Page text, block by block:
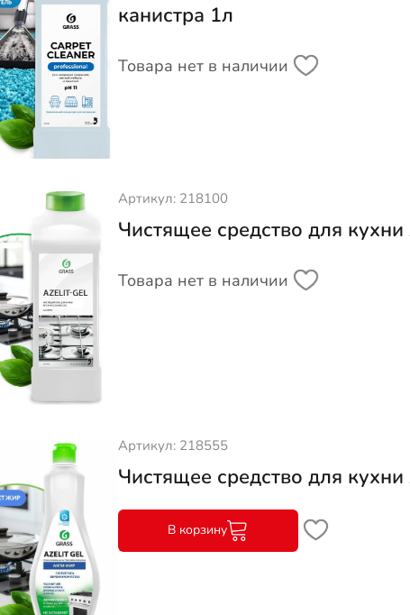
канистра 1л
Товара нет в наличии
Артикул: 218100
Чистящее средство для
Товара нет в наличии
Артикул: 218555
Чистящее средство для
В корзину